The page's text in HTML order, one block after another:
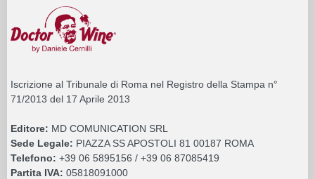
Iscrizione al Tribunale di Roma nel Registro della Stampa n°
71/2013 del 17 Aprile 2013
Editore: MD COMUNICATION SRL
Sede Legale: PIAZZA SS APOSTOLI 81 00187 ROMA
Telefono: +39 06 5895156 / +39 06 87085419
Partita IVA: 05818091000